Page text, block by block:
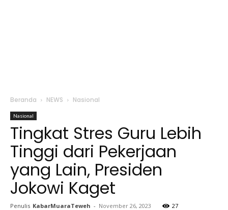
Beranda NEWS Nasional
Nasional
Tingkat Stres Guru Lebih
Tinggi dari Pekerjaan
yang Lain, Presiden
Jokowi Kaget
Penulis KabarMuaraTeweh - November 26, 2023 27